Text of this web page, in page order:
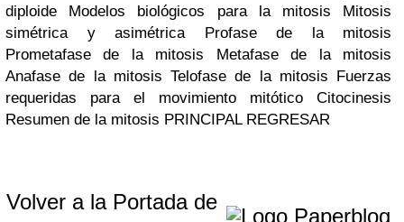
diploide
Modelos biológicos para la mitosis
Mitosis
simétrica y asimétrica
Profase de la mitosis
Prometafase de la mitosis
Metafase de la mitosis
Anafase de la mitosis Telofase de la mitosis Fuerzas
requeridas para el movimiento mitótico
Citocinesis
Resumen de la mitosis PRINCIPAL REGRESAR
Volver a la Portada de